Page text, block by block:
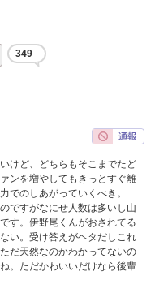
349
けど、どちらもそこまでたど
ンを増やしてもきっとすぐ離
でのしあがっていくべき。
ですがなにせ人数は多いし山
す。伊野尾くんがおされてる
い。受け答えがヘタだしこれ
だ天然なのかわかってないの
。ただかわいいだけなら後輩